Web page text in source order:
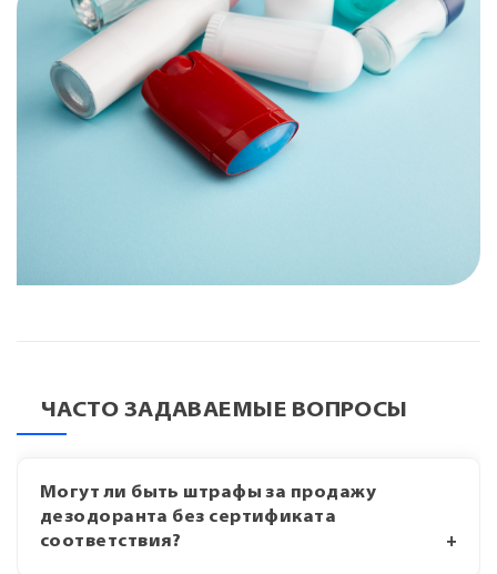
ЧАСТО ЗАДАВАЕМЫЕ ВОПРОСЫ
Могут ли быть штрафы за продажу
дезодоранта без сертификата
соответствия?